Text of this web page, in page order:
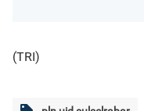
(TRI)